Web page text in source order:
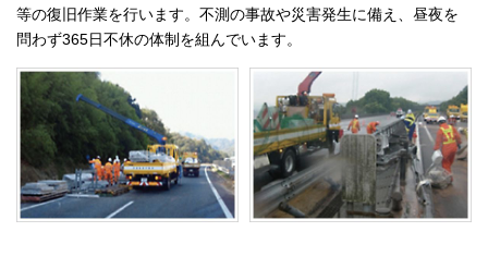
等の復旧作業を行います。不測の事故や災害発生に備え、昼夜を
問わず365日不休の体制を組んでいます。